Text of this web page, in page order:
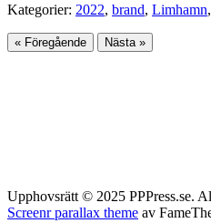
Kategorier: 2022, brand, Limhamn,
« Föregående Nästa »
Upphovsrätt © 2025 PPPress.se.
Screenr parallax theme av